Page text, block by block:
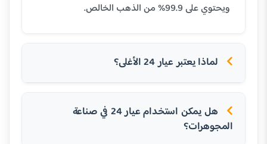
ويحتوي على 99.9% من الذهب الخالص.
لماذا يعتبر عيار 24 الأغلى؟
هل يمكن استخدام عيار 24 في صناعة
المجوهرات؟